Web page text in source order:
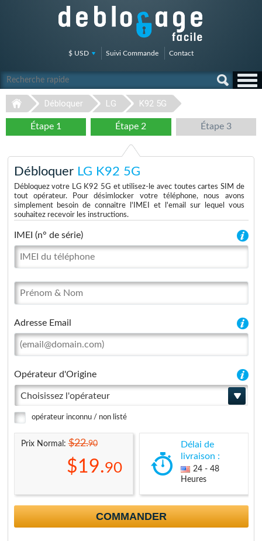
$ USD Suivi Commande Contact
Débloquer LG K92 5G
Étape 1 Étape 2 Étape 3
Débloquer LG K92 5G
Débloquez votre LG K92 5G et utilisez-le avec toutes cartes SIM de
tout opérateur. Pour désimlocker votre téléphone, nous avons
simplement besoin de connaitre l'IMEI et l'email sur lequel vous
souhaitez recevoir les instructions.
IMEI (n° de série)
Adresse Email
Opérateur d'Origine
Choisissez l'opérateur
opérateur inconnu / non listé
Prix Normal:$22.90
$19.90
Délai de
livraison :
24 - 48
Heures
COMMANDER